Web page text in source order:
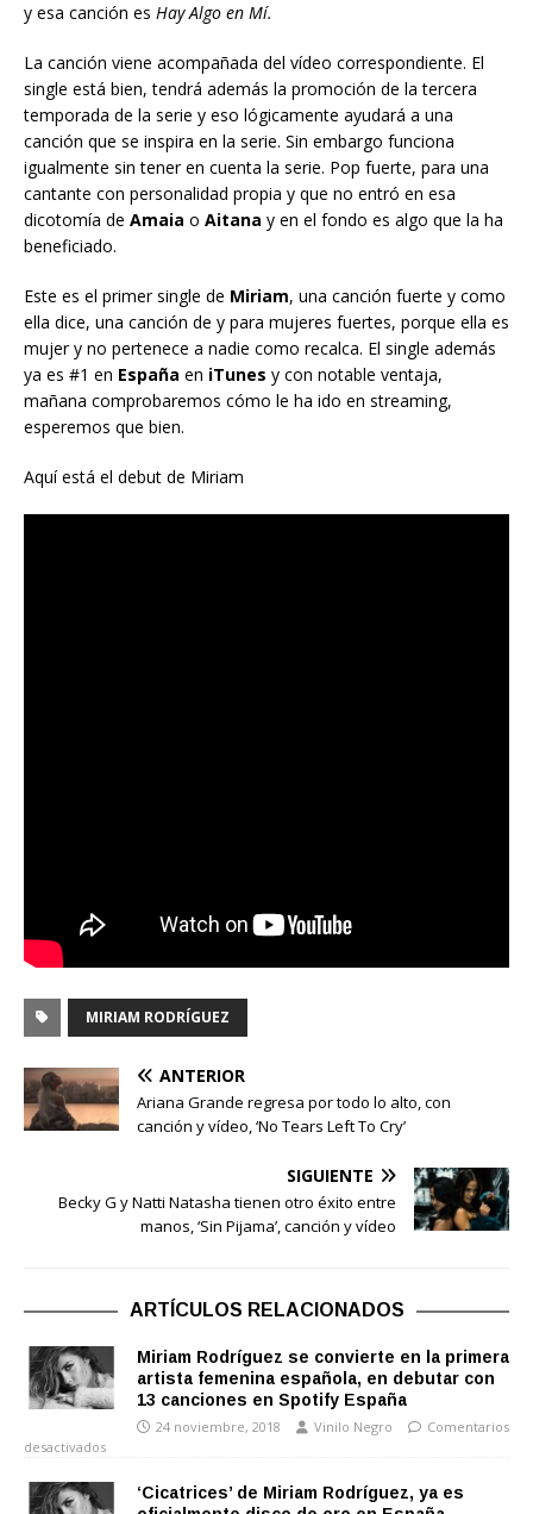
y esa canción es Hay Algo en Mí.
La canción viene acompañada del vídeo correspondiente. El
single está bien, tendrá además la promoción de la tercera
temporada de la serie y eso lógicamente ayudará a una
canción que se inspira en la serie. Sin embargo funciona
igualmente sin tener en cuenta la serie. Pop fuerte, para una
cantante con personalidad propia y que no entró en esa
dicotomía de Amaia o Aitana y en el fondo es algo que la ha
beneficiado.
Este es el primer single de Miriam, una canción fuerte y como
ella dice, una canción de y para mujeres fuertes, porque ella es
mujer y no pertenece a nadie como recalca. El single además
ya es #1 en España en iTunes y con notable ventaja,
mañana comprobaremos cómo le ha ido en streaming,
esperemos que bien.
Aquí está el debut de Miriam
MIRIAM RODRÍGUEZ
ANTERIOR
Ariana Grande regresa por todo lo alto, con
canción y vídeo, ‘No Tears Left To Cry’
SIGUIENTE
Becky G y Natti Natasha tienen otro éxito entre
manos, ‘Sin Pijama’, canción y vídeo
ARTÍCULOS RELACIONADOS
Miriam Rodríguez se convierte en la primera
artista femenina española, en debutar con
13 canciones en Spotify España
24 noviembre, 2018 Vinilo Negro
Comentarios
desactivados
‘Cicatrices’ de Miriam Rodríguez, ya es